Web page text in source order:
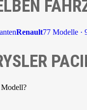
Renault77 Modelle ·
Modell?